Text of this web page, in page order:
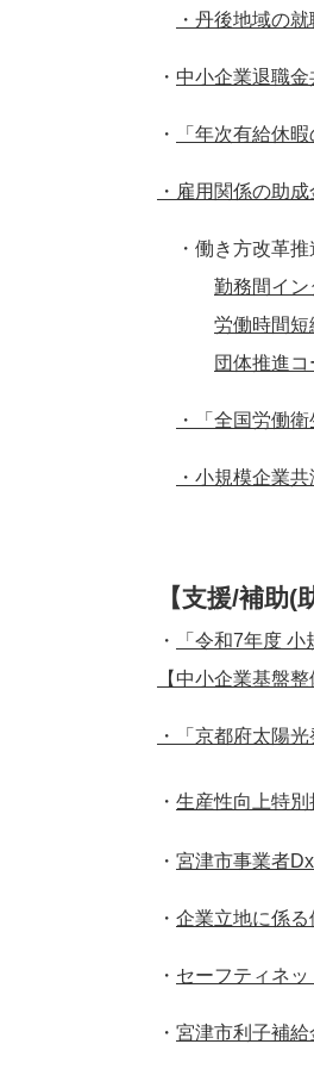
・丹後地域の
・ 中小企業退職
・ 「年次有給休
・雇用関係の助
・働き方改革推
勤務間イン
労働時間短
団体推進コ
・「全国労働
・小規模企業
【支援/補助(
・
「令和7年度
【中小企業基盤整
・「京都府太陽
・ 生産性向上特
・ 宮津市事業者
・ 企業立地に係
・ セーフティネ
・ 宮津市利子補